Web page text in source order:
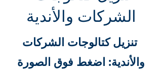
الشركات والأندية
تنزيل كتالوجات الشركات
والأندية: اضغط فوق الصورة